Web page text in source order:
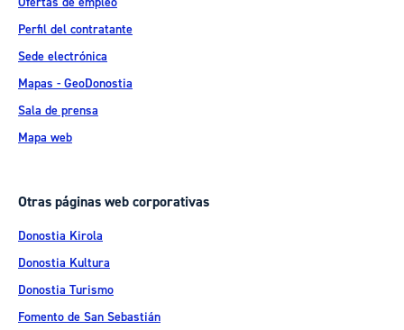
Perfil del contratante
Sede electrónica
Mapas - GeoDonostia
Sala de prensa
Mapa web
Otras páginas web corporativas
Donostia Kirola
Donostia Kultura
Donostia Turismo
Fomento de San Sebastián